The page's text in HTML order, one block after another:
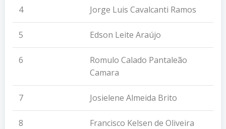
4 Jorge Luis Cavalcanti Ramos
5 Edson Leite Araújo
6
Romulo Calado Pantaleão
Camara
7 Josielene Almeida Brito
8 Francisco Kelsen de Oliveira